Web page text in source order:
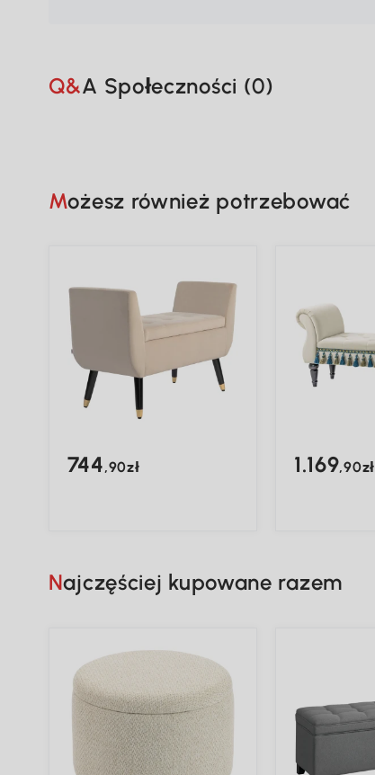
Q&A Społeczności (0)
Możesz również potrzebować
744,90zł 1.169,90zł
Najczęściej kupowane razem